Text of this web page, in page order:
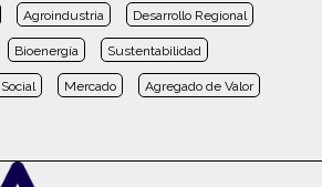
Agroindustria Desarrollo Regional
Bioenergía Sustentabilidad
Social Mercado Agregado de Valor